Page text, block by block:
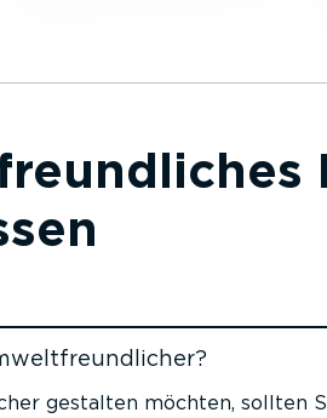
gestalten möchten, sollten